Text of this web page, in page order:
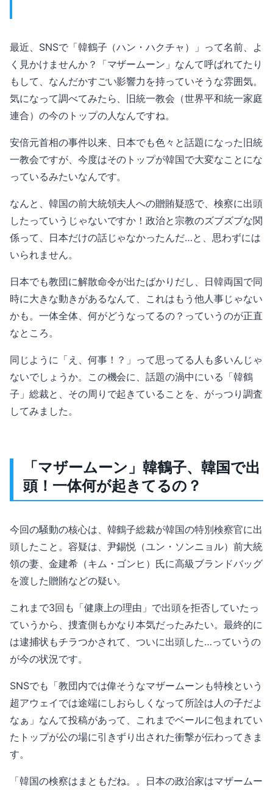
最近、SNSで「韓鶴子（ハン・ハクチャ）」って名前、よ
く見かけませんか？「マザームーン」なんて呼ばれてたり
もして、なんだかすごい影響力を持っていそうな雰囲気。
気になって調べてみたら、旧統一教会（世界平和統一家庭
連合）の今のトップの人なんですね。
安倍元首相の事件以来、日本でも色々と話題になった旧統
一教会ですが、今度はそのトップが韓国で大変なことにな
っているみたいなんです。
なんと、韓国の前大統領夫人への贈賄疑惑で、検察に出頭
したっていうじゃないですか！政治と宗教のズブズブな関
係って、日本だけの話じゃなかったんだ…と、思わずには
いられません。
日本でも教団に解散命令が出たばかりだし、日韓両国で同
時に大きな動きがあるなんて、これはもう他人事じゃない
かも。一体全体、何がどうなってるの？っていうのが正直
なところ。
同じように「え、何事！？」って思ってる人も多いんじゃ
ないでしょうか。この機会に、話題の渦中にいる「韓鶴
子」総裁と、その周りで起きていることを、がっつり調査
してみました。
「マザームーン」韓鶴子、韓国で出
頭！一体何が起きてるの？
今回の騒動の核心は、韓鶴子総裁が韓国の特別検察官に出
頭したこと。容疑は、尹錫悦（ユン・ソンニョル）前大統
領の妻、金建希（キム・ゴンヒ）氏に高級ブランドバッグ
を渡した贈賄などの疑い。
これまで3回も「健康上の理由」で出頭を拒否していたっ
ていうから、捜査側もかなり本気だったみたい。最終的に
は逮捕状もチラつかされて、ついに出頭した…っていうの
が今の状況です。
SNSでも「教団内では偉そうなマザームーンも特検という
超アウェイでは途端にしおらしくなって所詮は人の子だよ
なぁ」なんて投稿があって、これまでベールに包まれてい
たトップが公の場に引きずり出された衝撃が伝わってきま
す。
「韓国の検察はまともだね。。日本の政治家はマザームー